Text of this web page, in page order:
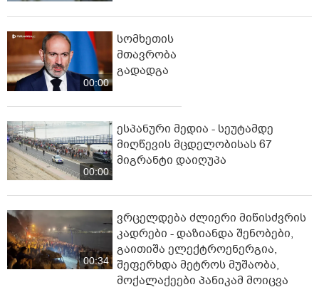
00:00
სომხეთის
მთავრობა
გადადგა
00:00
ესპანური მედია - სეუტამდე
მიღწევის მცდელობისას 67
მიგრანტი დაიღუპა
00:34
ვრცელდება ძლიერი მიწისძვრის
კადრები - დაზიანდა შენობები,
გაითიშა ელექტროენერგია,
შეფერხდა მეტროს მუშაობა,
მოქალაქეები პანიკამ მოიცვა